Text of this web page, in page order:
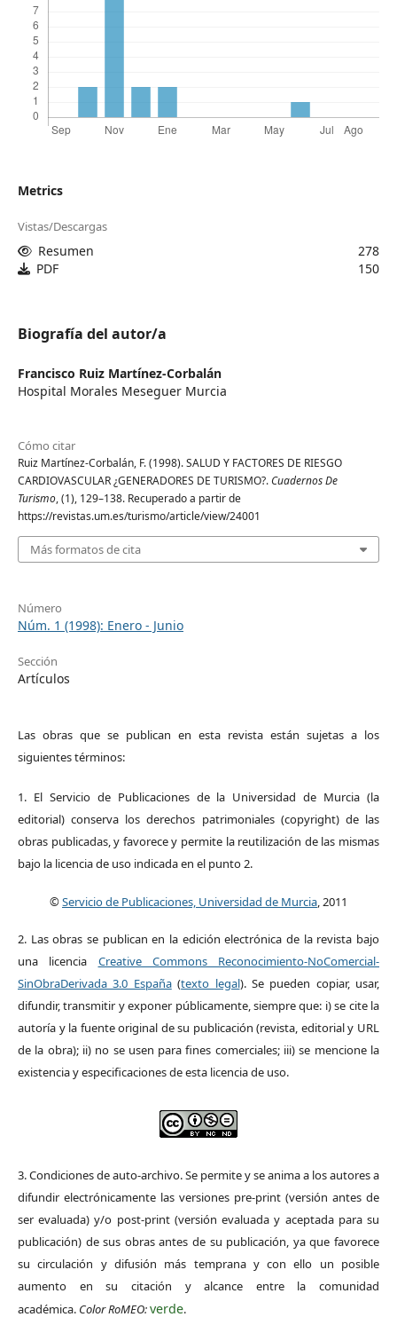
Metrics
Vistas/Descargas
Resumen
278
PDF
150
Biografía del autor/a
Francisco Ruiz Martínez-Corbalán
Hospital Morales Meseguer Murcia
Cómo citar
Ruiz Martínez-Corbalán, F. (1998). SALUD Y FACTORES DE RIESGO
CARDIOVASCULAR ¿GENERADORES DE TURISMO?.Cuadernos De
Turismo, (1), 129–138. Recuperado a partir de
https://revistas.um.es/turismo/article/view/24001
Más formatos de cita
Número
Núm. 1 (1998): Enero - Junio
Sección
Artículos
Las obras que se publican en esta revista están sujetas a los
siguientes términos:
1. El Servicio de Publicaciones de la Universidad de Murcia (la
editorial) conserva los derechos patrimoniales (copyright) de las
obras publicadas, y favorece y permite la reutilización de las mismas
bajo la licencia de uso indicada en el punto 2.
©Servicio de Publicaciones, Universidad de Murcia, 2011
2. Las obras se publican en la edición electrónica de la revista bajo
una licencia Creative Commons Reconocimiento-NoComercial-
SinObraDerivada 3.0 España(texto legal). Se pueden copiar, usar,
difundir, transmitir y exponer públicamente, siempre que: i) se cite la
autoría y la fuente original de su publicación (revista, editorial y URL
de la obra); ii) no se usen para fines comerciales; iii) se mencione la
existencia y especificaciones de esta licencia de uso.
3. Condiciones de auto-archivo. Se permite y se anima a los autores a
difundir electrónicamente las versiones pre-print (versión antes de
ser evaluada) y/o post-print (versión evaluada y aceptada para su
publicación) de sus obras antes de su publicación, ya que favorece
su circulación y difusión más temprana y con ello un posible
aumento en su citación y alcance entre la comunidad
académica. Color RoMEO:verde.